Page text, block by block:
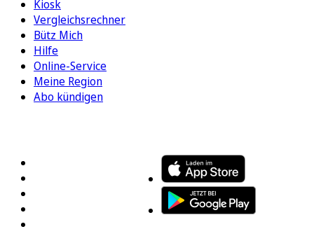
Kiosk
Vergleichsrechner
Bütz Mich
Hilfe
Online-Service
Meine Region
Abo kündigen